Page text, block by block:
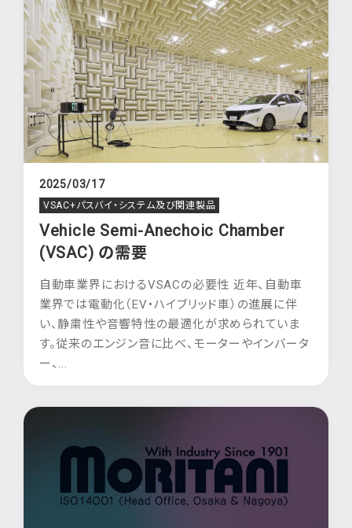
2025/03/17
VSAC+パスバイ・システム及び関連製品
Vehicle Semi-Anechoic Chamber
(VSAC) の需要
自動車業界におけるVSACの必要性 近年、自動車
業界では電動化（EV・ハイブリッド車）の進展に伴
い、静粛性や音響特性の最適化が求められていま
す。従来のエンジン音に比べ、モーターやインバータ
ー、...